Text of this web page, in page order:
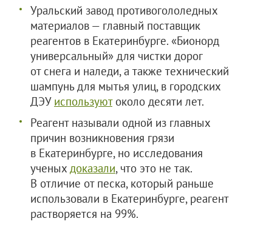
Уральский завод противогололедных
материалов — главный поставщик
реагентов в Екатеринбурге. «Бионорд
универсальный» для чистки дорог
от снега и наледи, а также технический
шампунь для мытья улиц, в городских
ДЭУ используютоколо десяти лет.
Реагент называли одной из главных
причин возникновения грязи
в Екатеринбурге, но исследования
ученых доказали, что это не так.
В отличие от песка, который раньше
использовали в Екатеринбурге, реагент
растворяется на 99%.